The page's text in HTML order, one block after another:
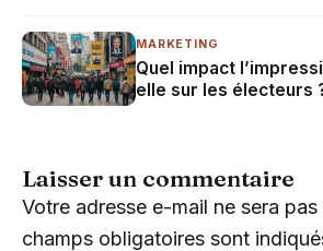
MARKETING
Quel impact
elle sur les électeurs
Laisser un commentaire
Votre adresse e-mail ne sera pas
champs obligatoires sont